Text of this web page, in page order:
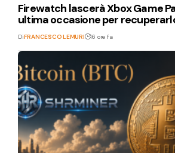
Firewatch lascerà Xbox Game
ultima occasione per
DiFRANCESCO LEMURI 16 ore fa